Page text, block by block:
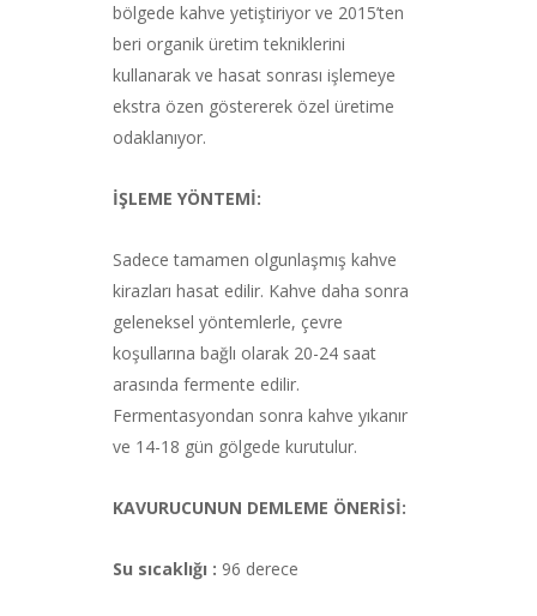
bölgede kahve yetiştiriyor ve 2015’ten
beri organik üretim tekniklerini
kullanarak ve hasat sonrası işlemeye
ekstra özen göstererek özel üretime
odaklanıyor.
İŞLEME YÖNTEMİ:
Sadece tamamen olgunlaşmış kahve
kirazları hasat edilir. Kahve daha sonra
geleneksel yöntemlerle, çevre
koşullarına bağlı olarak 20-24 saat
arasında fermente edilir.
Fermentasyondan sonra kahve yıkanır
ve 14-18 gün gölgede kurutulur.
KAVURUCUNUN DEMLEME ÖNERİSİ:
Su sıcaklığı : 96 derece